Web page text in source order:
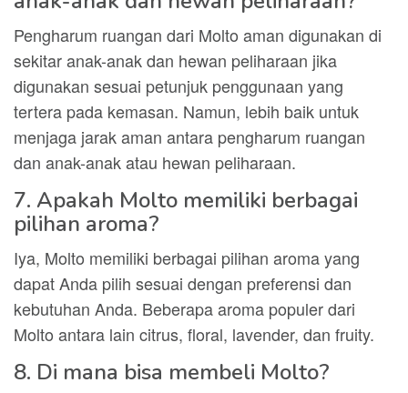
Pengharum ruangan dari Molto aman digunakan di
sekitar anak-anak dan hewan peliharaan jika
digunakan sesuai petunjuk penggunaan yang
tertera pada kemasan. Namun, lebih baik untuk
menjaga jarak aman antara pengharum ruangan
dan anak-anak atau hewan peliharaan.
7. Apakah Molto memiliki berbagai
pilihan aroma?
Iya, Molto memiliki berbagai pilihan aroma yang
dapat Anda pilih sesuai dengan preferensi dan
kebutuhan Anda. Beberapa aroma populer dari
Molto antara lain citrus, floral, lavender, dan fruity.
8. Di mana bisa membeli Molto?